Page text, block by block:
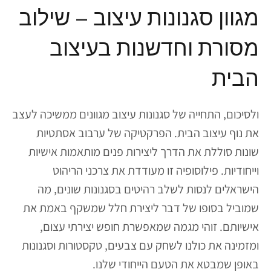
מגוון סגנונות עיצוב – שילוב
מסורת וחדשנות בעיצוב
הבית
ולסיכום, התחייה של סגנונות עיצוב מגוונים ממשיכה לעצב
את נוף עיצוב הבית. הפרקטיקה של ערבוב אסתטיות
שונות סוללת את הדרך ליצירות פנים מותאמות אישיות
וייחודיות. פילוסופיה זו מעודדת את צרכני הריהוט
הישראלים לנסות לשלב רהיטים בסגנונות שונים, מה
שמוביל בסופו של דבר ליצירת חלל שמשקף באמת את
אישיותם. זוהי מגמה שמאפשרת חופש יצירתי עצום,
ומזמינה את כולנו לשחק עם צבעים, טקסטורות וסגנונות
באופן שמבטא את הטעם הייחודי שלנו.